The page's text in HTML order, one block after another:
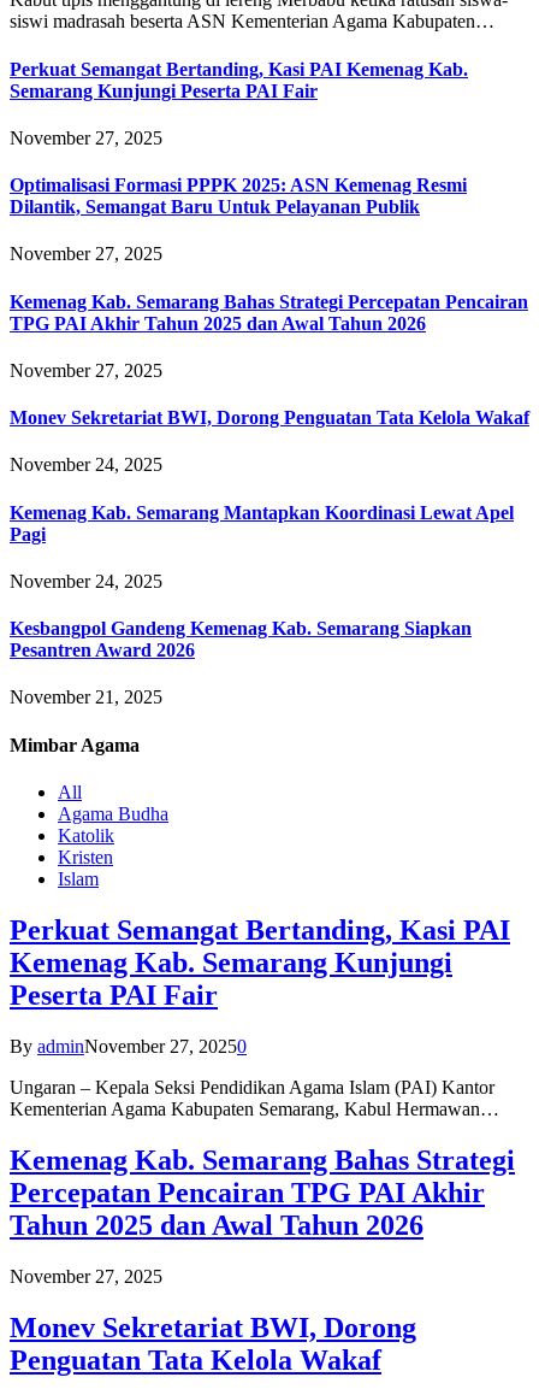
siswi madrasah beserta ASN Kementerian Agama Kabupaten…
Perkuat Semangat Bertanding, Kasi PAI Kemenag Kab.
Semarang Kunjungi Peserta PAI Fair
November 27, 2025
Optimalisasi Formasi PPPK 2025: ASN Kemenag Resmi
Dilantik, Semangat Baru Untuk Pelayanan Publik
November 27, 2025
Kemenag Kab. Semarang Bahas Strategi Percepatan Pencairan
TPG PAI Akhir Tahun 2025 dan Awal Tahun 2026
November 27, 2025
Monev Sekretariat BWI, Dorong Penguatan Tata Kelola Wakaf
November 24, 2025
Kemenag Kab. Semarang Mantapkan Koordinasi Lewat Apel
Pagi
November 24, 2025
Kesbangpol Gandeng Kemenag Kab. Semarang Siapkan
Pesantren Award 2026
November 21, 2025
Mimbar Agama
All
Agama Budha
Katolik
Kristen
Islam
Perkuat Semangat Bertanding, Kasi PAI
Kemenag Kab. Semarang Kunjungi
Peserta PAI Fair
By adminNovember 27, 20250
Ungaran – Kepala Seksi Pendidikan Agama Islam (PAI) Kantor
Kementerian Agama Kabupaten Semarang, Kabul Hermawan…
Kemenag Kab. Semarang Bahas Strategi
Percepatan Pencairan TPG PAI Akhir
Tahun 2025 dan Awal Tahun 2026
November 27, 2025
Monev Sekretariat BWI, Dorong
Penguatan Tata Kelola Wakaf